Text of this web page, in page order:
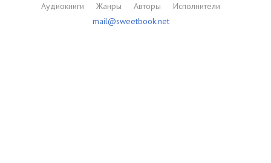
Аудиокниги Жанры Авторы
Исполнители
mail@sweetbook.net